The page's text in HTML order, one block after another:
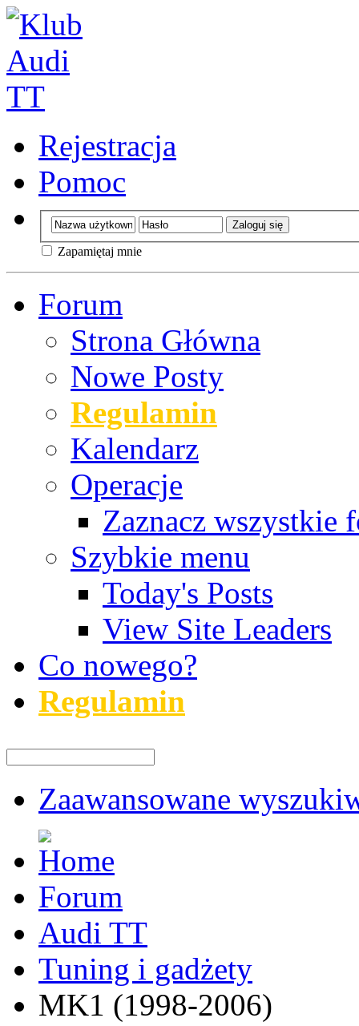
Rejestracja
Pomoc
Zapamiętaj mnie
Forum
Strona Główna
Nowe Posty
Regulamin
Kalendarz
Operacje
Zaznacz wszystkie
Szybkie menu
Today's Posts
View Site Leaders
Co nowego?
Regulamin
Zaawansowane
Forum
Audi TT
Tuning i gadżety
MK1 (1998-2006)